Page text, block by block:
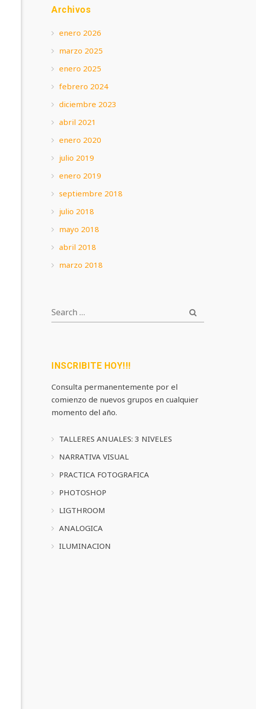
Archivos
enero 2026
marzo 2025
enero 2025
febrero 2024
diciembre 2023
abril 2021
enero 2020
julio 2019
enero 2019
septiembre 2018
julio 2018
mayo 2018
abril 2018
marzo 2018
SEARCH
SEARCH
INSCRIBITE HOY!!!
Consulta permanentemente por el
comienzo de nuevos grupos en cualquier
momento del año.
TALLERES ANUALES: 3 NIVELES
NARRATIVA VISUAL
PRACTICA FOTOGRAFICA
PHOTOSHOP
LIGTHROOM
ANALOGICA
ILUMINACION